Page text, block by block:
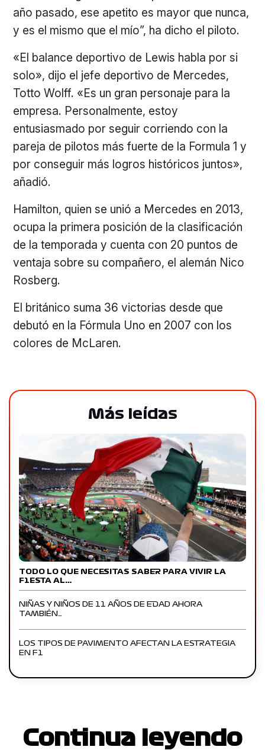
año pasado, ese apetito es mayor que nunca,
y es el mismo que el mío”, ha dicho el piloto.
«El balance deportivo de Lewis habla por si
solo», dijo el jefe deportivo de Mercedes,
Totto Wolff. «Es un gran personaje para la
empresa. Personalmente, estoy
entusiasmado por seguir corriendo con la
pareja de pilotos más fuerte de la Formula 1 y
por conseguir más logros históricos juntos»,
añadió.
Hamilton, quien se unió a Mercedes en 2013,
ocupa la primera posición de la clasificación
de la temporada y cuenta con 20 puntos de
ventaja sobre su compañero, el alemán Nico
Rosberg.
El británico suma 36 victorias desde que
debutó en la Fórmula Uno en 2007 con los
colores de McLaren.
Más leídas
TODO LO QUE NECESITAS SABER PARA VIVIR LA
F1ESTA AL…
NIÑAS Y NIÑOS DE 11 AÑOS DE EDAD AHORA
TAMBIÉN…
LOS TIPOS DE PAVIMENTO AFECTAN LA ESTRATEGIA
EN F1
Continua leyendo